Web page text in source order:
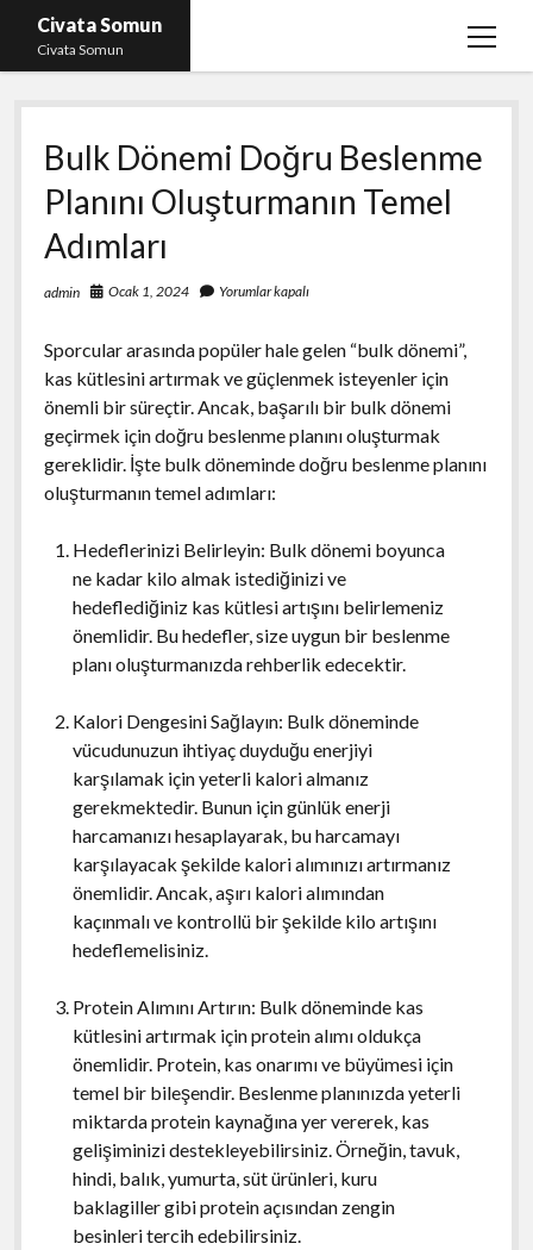
Civata Somun
Civata Somun
menüyü
Liste
Sayfa Listesi
Shorts Beğeni Kasma Parasız
Ücretsiz En İyi Instagram Beğeni Hilesi
Youtube Dislike Yükleme Ücretsiz
Bulk Dönemi Doğru Beslenme
Planını Oluşturmanın Temel
Adımları
admin Ocak 1, 2024 Yorumlar kapalı
Sporcular arasında popüler hale gelen “bulk dönemi”,
kas kütlesini artırmak ve güçlenmek isteyenler için
önemli bir süreçtir. Ancak, başarılı bir bulk dönemi
geçirmek için doğru beslenme planını oluşturmak
gereklidir. İşte bulk döneminde doğru beslenme planını
oluşturmanın temel adımları:
Hedeflerinizi Belirleyin: Bulk dönemi boyunca
ne kadar kilo almak istediğinizi ve
hedeflediğiniz kas kütlesi artışını belirlemeniz
önemlidir. Bu hedefler, size uygun bir beslenme
planı oluşturmanızda rehberlik edecektir.
Kalori Dengesini Sağlayın: Bulk döneminde
vücudunuzun ihtiyaç duyduğu enerjiyi
karşılamak için yeterli kalori almanız
gerekmektedir. Bunun için günlük enerji
harcamanızı hesaplayarak, bu harcamayı
karşılayacak şekilde kalori alımınızı artırmanız
önemlidir. Ancak, aşırı kalori alımından
kaçınmalı ve kontrollü bir şekilde kilo artışını
hedeflemelisiniz.
Protein Alımını Artırın: Bulk döneminde kas
kütlesini artırmak için protein alımı oldukça
önemlidir. Protein, kas onarımı ve büyümesi için
temel bir bileşendir. Beslenme planınızda yeterli
miktarda protein kaynağına yer vererek, kas
gelişiminizi destekleyebilirsiniz. Örneğin, tavuk,
hindi, balık, yumurta, süt ürünleri, kuru
baklagiller gibi protein açısından zengin
besinleri tercih edebilirsiniz.